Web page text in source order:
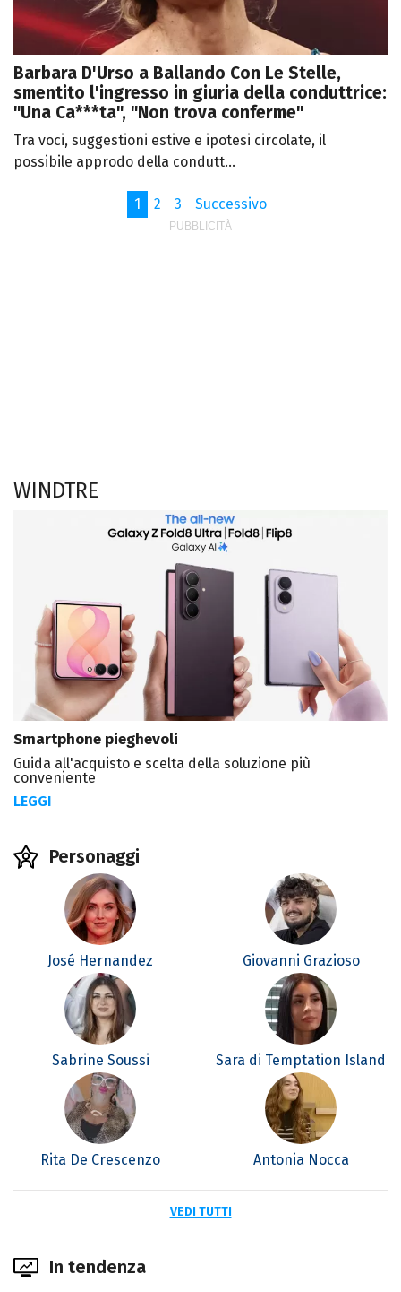
Barbara D'Urso a Ballando Con Le Stelle,
smentito l'ingresso in giuria della conduttrice:
"Una Ca***ta", "Non trova conferme"
Tra voci, suggestioni estive e ipotesi circolate, il
possibile approdo della condutt...
1 2 3 Successivo
WINDTRE
Smartphone pieghevoli
Guida all'acquisto e scelta della soluzione più
conveniente
LEGGI
Personaggi
José Hernandez Giovanni Grazioso
Sabrine Soussi Sara di Temptation Island
Rita De Crescenzo Antonia Nocca
VEDI TUTTI
In tendenza